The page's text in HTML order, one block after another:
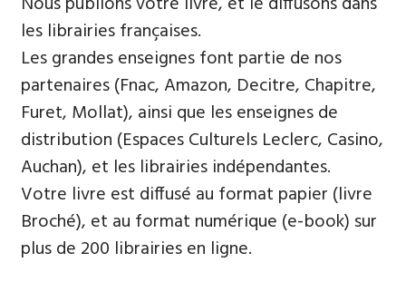
les librairies françaises.
Les grandes enseignes font partie de nos
partenaires (Fnac, Amazon, Decitre, Chapitre,
Furet, Mollat), ainsi que les enseignes de
distribution (Espaces Culturels Leclerc, Casino,
Auchan), et les librairies indépendantes.
Votre livre est diffusé au format papier (livre
Broché), et au format numérique (e-book) sur
plus de 200 librairies en ligne.